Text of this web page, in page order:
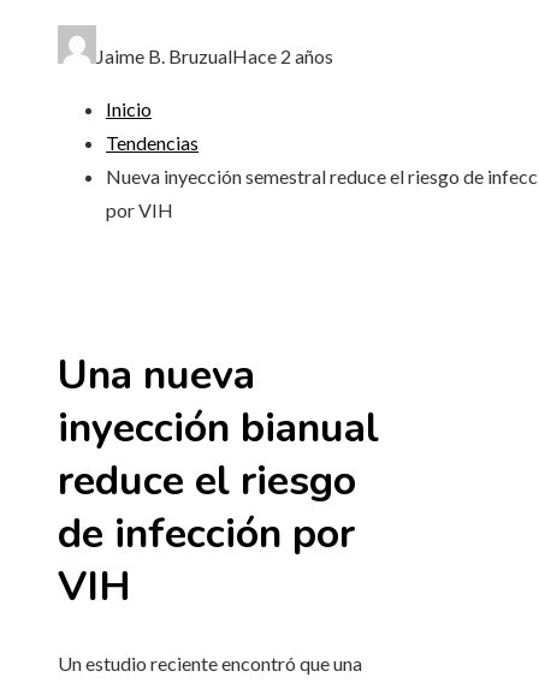
Jaime B. BruzualHace 2 años
Inicio
Tendencias
Nueva inyección semestral reduce el riesgo de
por VIH
Una nueva
inyección bianual
reduce el riesgo
de infección por
VIH
Un estudio reciente encontró que una